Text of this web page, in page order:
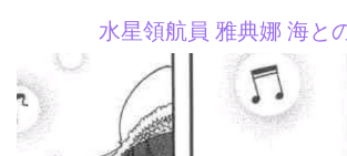
水星領航員 雅典娜 海と